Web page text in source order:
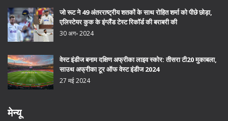
जो रूट ने 49 अंतरराष्ट्रीय शतकों के साथ रोहित शर्मा को पीछे छोड़ा,
एलिस्टेयर कुक के इंग्लैंड टेस्ट रिकॉर्ड की बराबरी की
30 अग॰ 2024
वेस्ट इंडीज बनाम दक्षिण अफ्रीका लाइव स्कोर: तीसरा टी20 मुकाबला,
साउथ अफ्रीका टूर ऑफ वेस्ट इंडीज 2024
27 मई 2024
मेन्यू